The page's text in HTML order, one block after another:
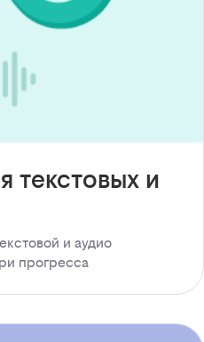
текстовых и
и аудио
прогресса